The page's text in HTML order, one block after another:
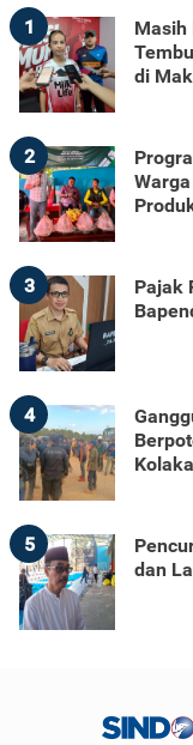
1
Masih
di
2
3
Pajak
4
Kolaka
5
dan